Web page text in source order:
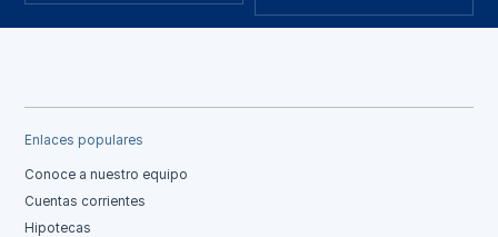
Enlaces populares
Conoce a nuestro equipo
Cuentas corrientes
Hipotecas